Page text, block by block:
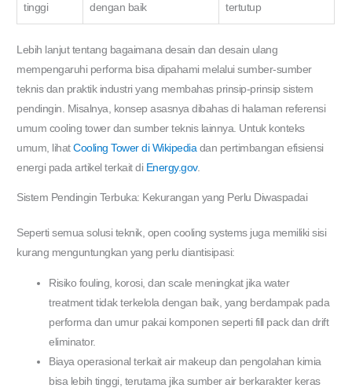
tinggi
dengan baik
tertutup
Lebih lanjut tentang bagaimana desain dan desain ulang
mempengaruhi performa bisa dipahami melalui sumber-sumber
teknis dan praktik industri yang membahas prinsip-prinsip sistem
pendingin. Misalnya, konsep asasnya dibahas di halaman referensi
umum cooling tower dan sumber teknis lainnya. Untuk konteks
umum, lihatCooling Tower di Wikipedia dan pertimbangan efisiensi
energi pada artikel terkait di Energy.gov.
Sistem Pendingin Terbuka: Kekurangan yang Perlu Diwaspadai
Seperti semua solusi teknik, open cooling systems juga memiliki sisi
kurang menguntungkan yang perlu diantisipasi:
Risiko fouling, korosi, dan scale meningkat jika water
treatment tidak terkelola dengan baik, yang berdampak pada
performa dan umur pakai komponen seperti fill pack dan drift
eliminator.
Biaya operasional terkait air makeup dan pengolahan kimia
bisa lebih tinggi, terutama jika sumber air berkarakter keras